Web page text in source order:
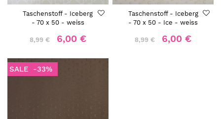
Taschenstoff - Iceberg
- 70 x 50 - weiss
8,99 € 6,00 €
Taschenstoff - Iceberg
- 70 x 50 - Ice - weiss
8,99 € 6,00 €
SALE -33%